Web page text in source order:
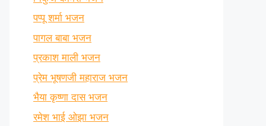
पप्पू शर्मा भजन
पागल बाबा भजन
प्रकाश माली भजन
प्रेम भूषणजी महाराज भजन
भैया कृष्णा दास भजन
रमेश भाई ओझा भजन